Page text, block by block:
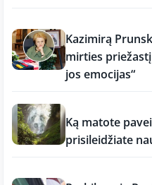
Kazimirą
mirties
jos emocijas“
Ką matote
prisileidžiate